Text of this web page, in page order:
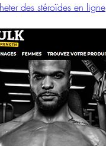
des stéroïdes en ligne